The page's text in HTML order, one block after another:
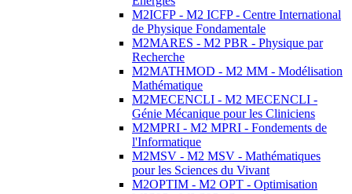
M2ICFP - M2 ICFP - Centre International
de Physique Fondamentale
M2MARES - M2 PBR - Physique par
Recherche
M2MATHMOD - M2 MM - Modélisation
Mathématique
M2MECENCLI - M2 MECENCLI -
Génie Mécanique pour les Cliniciens
M2MPRI - M2 MPRI - Fondements de
l'Informatique
M2MSV - M2 MSV - Mathématiques
pour les Sciences du Vivant
M2OPTIM - M2 OPT - Optimisation